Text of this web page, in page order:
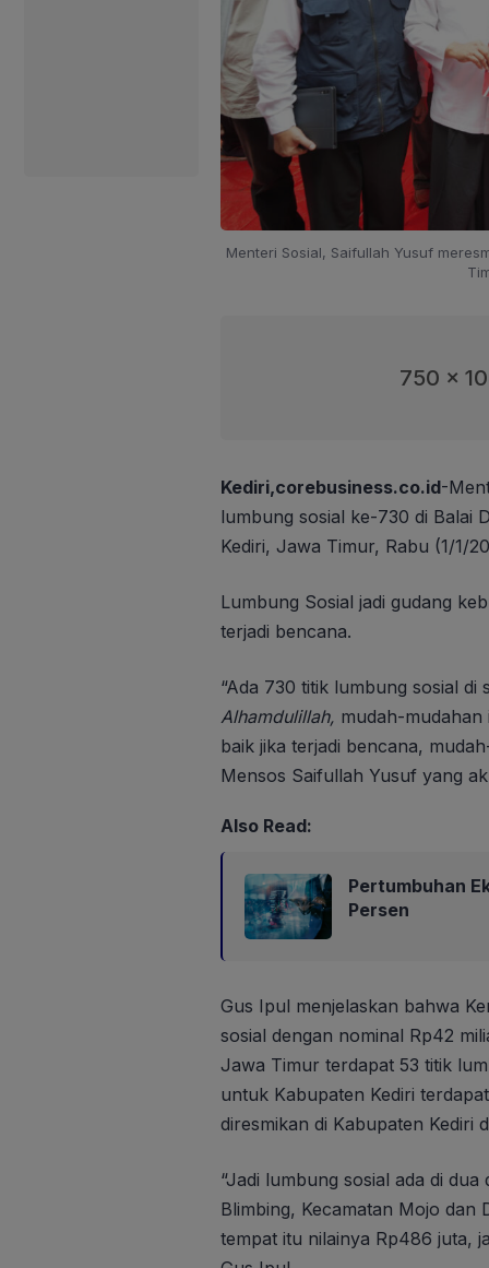
Menteri Sosial, Saifullah Yusuf
750 x
Kediri,corebusiness.co.id-
lumbung sosial ke-730 di Balai
Kediri, Jawa Timur, Rabu (1/1/
Lumbung Sosial jadi gudang
terjadi bencana.
“Ada 730 titik lumbung sosial
Alhamdulillah, mudah-mudahan
baik jika terjadi bencana,
Mensos Saifullah Yusuf yang
Also Read:
Pertumbuhan
Persen
Gus Ipul menjelaskan bahwa
sosial dengan nominal Rp42
Jawa Timur terdapat 53 titik
untuk Kabupaten Kediri
diresmikan di Kabupaten Kediri
“Jadi lumbung sosial ada di
Blimbing, Kecamatan Mojo dan
tempat itu nilainya Rp486 juta,